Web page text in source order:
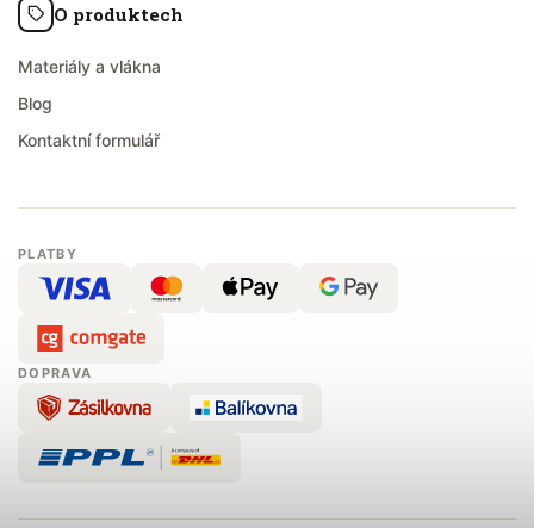
O produktech
Materiály a vlákna
Blog
Kontaktní formulář
PLATBY
DOPRAVA